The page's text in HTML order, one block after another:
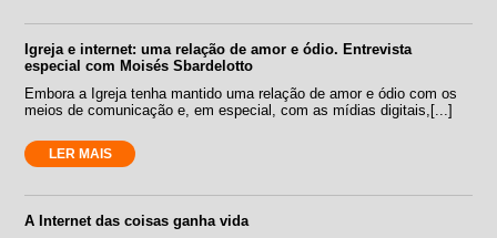
Igreja e internet: uma relação de amor e ódio. Entrevista
especial com Moisés Sbardelotto
Embora a Igreja tenha mantido uma relação de amor e ódio com os
meios de comunicação e, em especial, com as mídias digitais,[...]
LER MAIS
A Internet das coisas ganha vida